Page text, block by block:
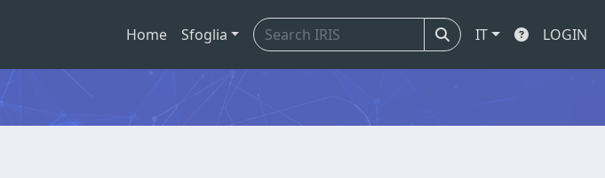
Home Sfoglia IT LOGIN